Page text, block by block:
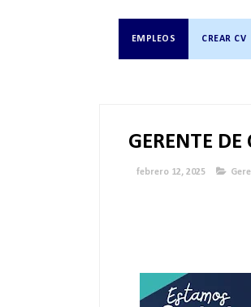
EMPLEOS CREAR CV
GERENTE
febrero 12, 2025